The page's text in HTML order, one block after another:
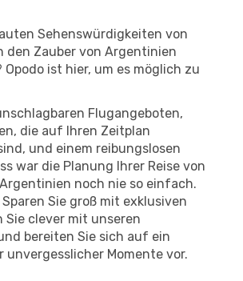
Sehenswürdigkeiten von
Zauber von Argentinien
ist hier, um es möglich zu
Flugangeboten,
die auf Ihren Zeitplan
und einem reibungslosen
war die Planung Ihrer Reise von
noch nie so einfach.
Sie groß mit exklusiven
Sie clever mit unseren
bereiten Sie sich auf ein
unvergesslicher Momente vor.